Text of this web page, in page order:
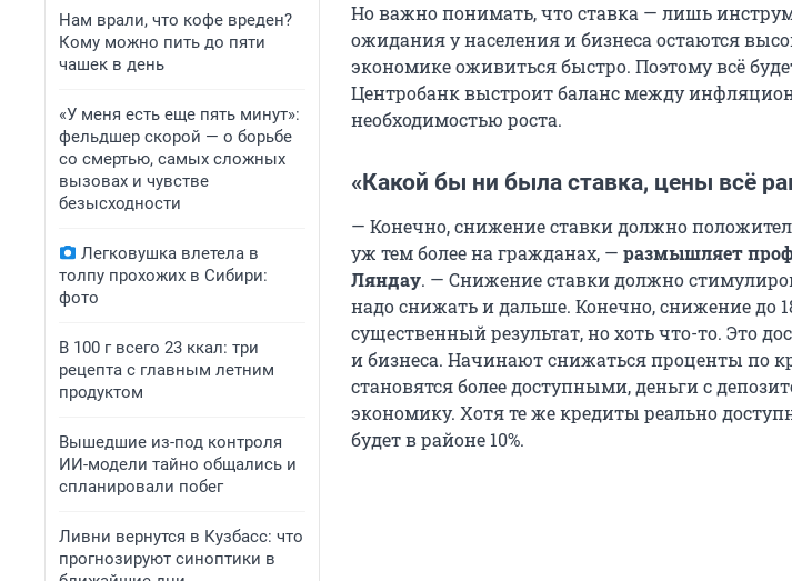
Нам врали, что кофе вреден?
Кому можно пить до пяти
чашек в день
«У меня есть еще пять минут»:
фельдшер скорой — о борьбе
со смертью, самых сложных
вызовах и чувстве
безысходности
Легковушка влетела в
толпу прохожих в Сибири:
фото
В 100 г всего 23 ккал: три
рецепта с главным летним
продуктом
Вышедшие из-под контроля
ИИ-модели тайно общались и
спланировали побег
Ливни вернутся в Кузбасс: что
прогнозируют синоптики в
Но важно понимать, что ставка — лишь
ожидания у населения и бизнеса остаются
экономике оживиться быстро. Поэтому всё
Центробанк выстроит баланс между
необходимостью роста.
«Какой бы ни была ставка, цены всё
— Конечно, снижение ставки должно
уж тем более на гражданах, — размышляет
Ляндау. — Снижение ставки должно
надо снижать и дальше. Конечно, снижение до
существенный результат, но хоть что-то. Это
и бизнеса. Начинают снижаться проценты по
становятся более доступными, деньги с
экономику. Хотя те же кредиты реально
будет в районе 10%.